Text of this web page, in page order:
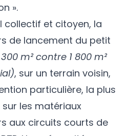
».
et citoyen, la
de lancement du petit
300 m² contre 1 800 m²
, sur un terrain voisin,
particulière, la plus
les matériaux
aux circuits courts de